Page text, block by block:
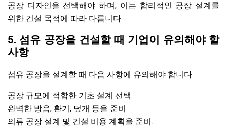
공장 디자인을 선택해야 하며, 이는 합리적인 공장 설계를
위한 건설 목적에 따라 다릅니다.
5. 섬유 공장을 건설할 때 기업이 유의해야 할
사항
섬유 공장을 설계할 때 다음 사항에 유의해야 합니다:
공장 규모에 적합한 기초 설계 선택.
완벽한 방음, 환기, 덮개 등을 준비.
의류 공장 설계 및 건설 비용 계획을 준비.